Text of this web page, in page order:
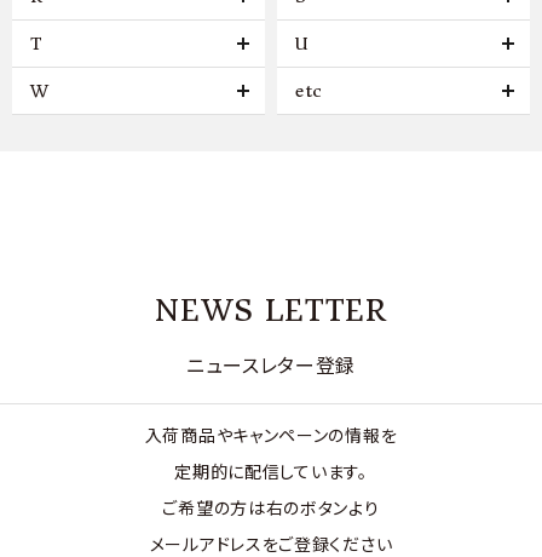
T U
W etc
NEWS LETTER
ニュースレター登録
入荷商品やキャンペーンの情報を
定期的に配信しています。
ご希望の方は右のボタンより
メールアドレスをご登録ください